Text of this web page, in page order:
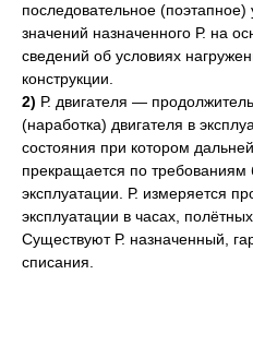
последовательное
значений назначенного Р. на
сведений об условиях
конструкции.
2) Р. двигателя —
(наработка) двигателя в
состояния при котором
прекращается по требованиям
эксплуатации. Р. измеряется
эксплуатации в часах,
Существуют Р. назначенный,
списания.